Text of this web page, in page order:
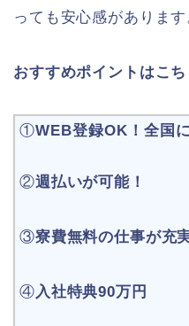
っても安心感があります
おすすめポイントはこち
①WEB登録OK！全国
②週払いが可能！
③寮費無料の仕事が充
④ 入社特典90万円